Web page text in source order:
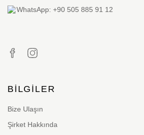
WhatsApp: +90 505 885 91 12
BILGILER
Bize Ulaşın
Şirket Hakkında